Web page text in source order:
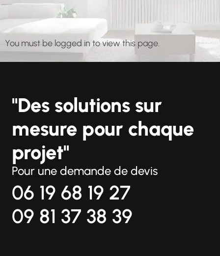
You must be logged in to view this page.
"Des solutions sur
mesure pour chaque
projet"
Pour une demande de devis
06 19 68 19 27
09 81 37 38 39